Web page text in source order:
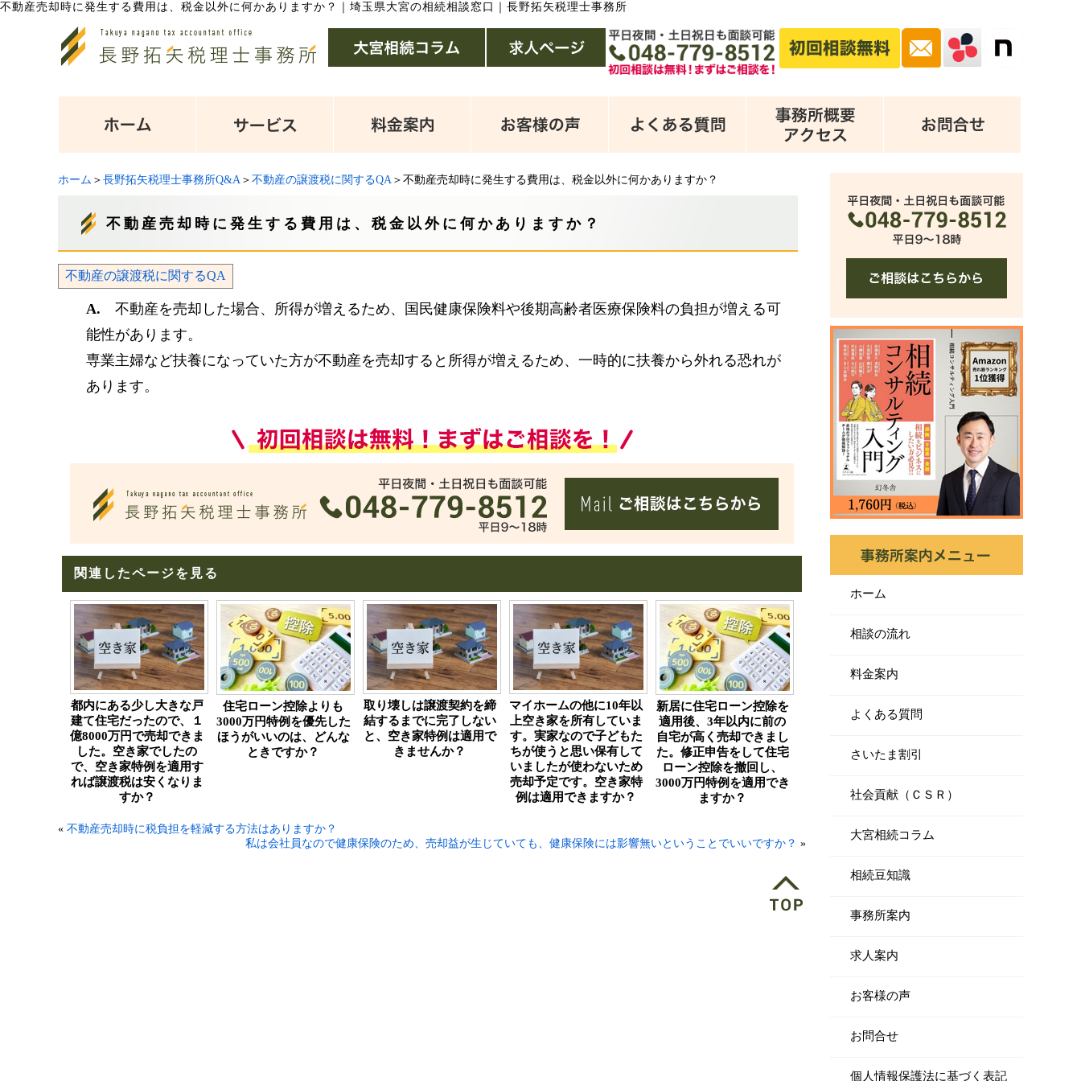
不動産売却時に発生する費用は、税金以外に何かありますか？ 埼玉県大宮の相続相談窓口｜長野拓矢税理士事務所
ホーム ＞ 長野拓矢税理士事務所Q&A ＞ 不動産の譲渡税に関するQA ＞不動産売却時に発生する費用は、税金以外に何かありますか？
不動産売却時に発生する費用は、税金以外に何かありますか？
不動産の譲渡税に関するQA
A. 不動産を売却した場合、所得が増えるため、国民健康保険料や後期高齢者医療保険料の負担が増える可
能性があります。
専業主婦など扶養になっていた方が不動産を売却すると所得が増えるため、一時的に扶養から外れる恐れが
あります。
関連したページを見る
都内にある少し大きな戸
建て住宅だったので、１
億8000万円で売却できま
した。空き家でしたの
で、空き家特例を適用す
れば譲渡税は安くなりま
すか？
住宅ローン控除よりも
3000万円特例を優先した
ほうがいいのは、どんな
ときですか？
取り壊しは譲渡契約を締
結するまでに完了しない
と、空き家特例は適用で
きませんか？
マイホームの他に10年以
上空き家を所有していま
す。実家なので子どもた
ちが使うと思い保有して
いましたが使わないため
売却予定です。空き家特
例は適用できますか？
新居に住宅ローン控除を
適用後、3年以内に前の
自宅が高く売却できまし
た。修正申告をして住宅
ローン控除を撤回し、
3000万円特例を適用でき
ますか？
« 不動産売却時に税負担を軽減する方法はありますか？
私は会社員なので健康保険のため、売却益が生じていても、健康保険には影響無いということでいいですか？ »
ホーム
相談の流れ
料金案内
よくある質問
さいたま割引
社会貢献（ＣＳＲ）
大宮相続コラム
相続豆知識
事務所案内
求人案内
お客様の声
お問合せ
個人情報保護法に基づく表記